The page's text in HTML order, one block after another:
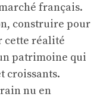
français.
construire pour
cette réalité
patrimoine qui
croissants.
nu en